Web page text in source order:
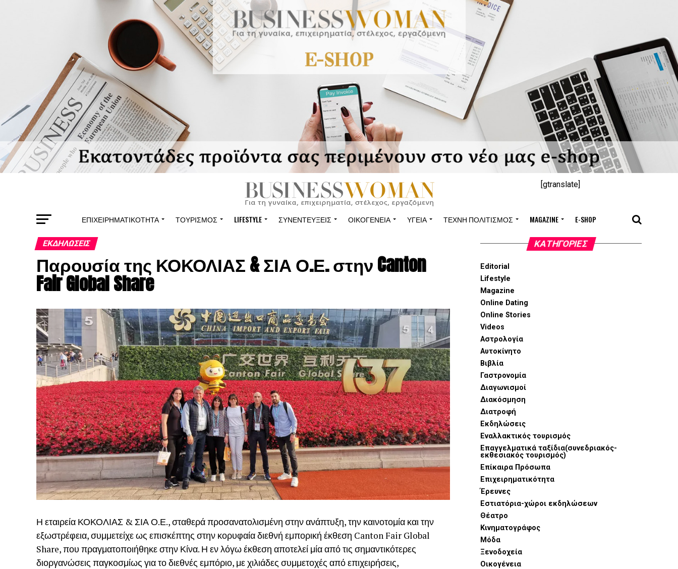
[gtranslate]
ΕΠΙΧΕΙΡΗΜΑΤΙΚΌΤΗΤΑ ΤΟΥΡΙΣΜΌΣ LIFESTYLE ΣΥΝΕΝΤΕΎΞΕΙΣ ΟΙΚΟΓΈΝΕΙΑ ΥΓΕΊΑ ΤΈΧΝΗ ΠΟΛΙΤΙΣΜΌΣ MAGAZINE E-SHOP
ΕΚΔΗΛΏΣΕΙΣ
Παρουσία της ΚΟΚΟΛΙΑΣ & ΣΙΑ Ο.Ε. στην Canton
Fair Global Share
Η εταιρεία ΚΟΚΟΛΙΑΣ & ΣΙΑ Ο.Ε., σταθερά προσανατολισμένη στην ανάπτυξη, την καινοτομία και την
εξωστρέφεια, συμμετείχε ως επισκέπτης στην κορυφαία διεθνή εμπορική έκθεση Canton Fair Global
Share, που πραγματοποιήθηκε στην Κίνα. Η εν λόγω έκθεση αποτελεί μία από τις σημαντικότερες
διοργανώσεις παγκοσμίως για το διεθνές εμπόριο, με χιλιάδες συμμετοχές από επιχειρήσεις,
KΑΤΗΓΟΡΊΕΣ
Editorial
Lifestyle
Magazine
Online Dating
Online Stories
Videos
Αστρολογία
Αυτοκίνητο
Βιβλία
Γαστρονομία
Διαγωνισμοί
Διακόσμηση
Διατροφή
Εκδηλώσεις
Εναλλακτικός τουρισμός
Επαγγελματικά ταξίδια(συνεδριακός-
εκθεσιακός τουρισμός)
Επίκαιρα Πρόσωπα
Επιχειρηματικότητα
Έρευνες
Εστιατόρια-χώροι εκδηλώσεων
Θέατρο
Κινηματογράφος
Μόδα
Ξενοδοχεία
Οικογένεια